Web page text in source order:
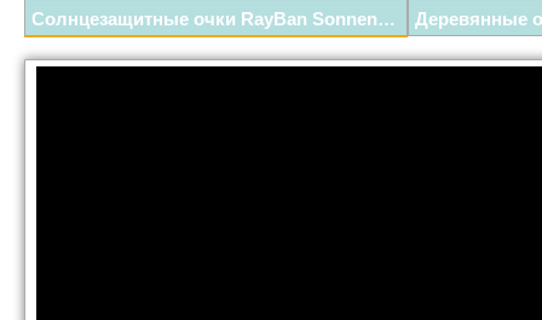
Солнцезащитные очки RayBan Sonnenbrillen NEW Wayfarer RB 2132My Edited Video.